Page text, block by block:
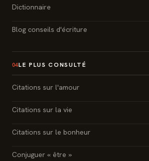
Dictionnaire
Blog conseils d'écriture
04LE PLUS CONSULTÉ
Citations sur l'amour
Citations sur la vie
Citations sur le bonheur
Conjuguer « être »